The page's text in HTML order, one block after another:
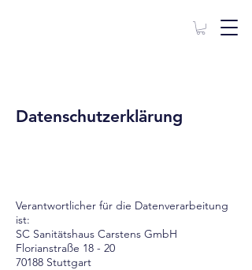
Datenschutzerklärung
Verantwortlicher für die Datenverarbeitung
ist:
SC Sanitätshaus Carstens GmbH
Florianstraße 18 - 20
70188 Stuttgart